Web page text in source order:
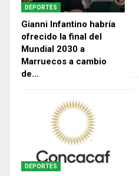
DEPORTES
Gianni Infantino habría
ofrecido la final del
Mundial 2030 a
Marruecos a cambio
de…
DEPORTES